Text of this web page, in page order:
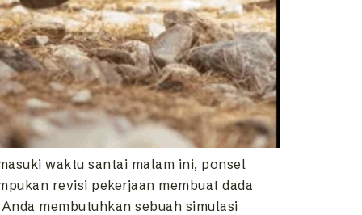
waktu santai malam ini, ponsel
revisi pekerjaan membuat dada
membutuhkan sebuah simulasi